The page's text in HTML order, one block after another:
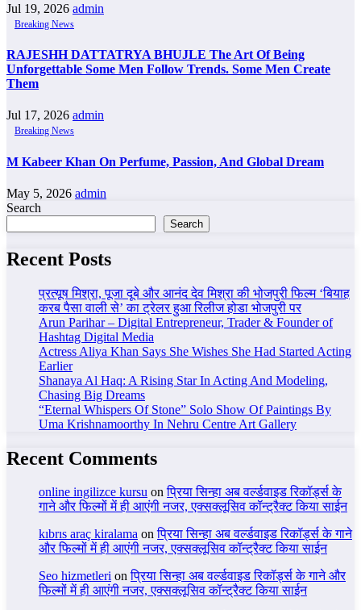
Jul 19, 2026 admin
Breaking News
RAJESHH DATTATRYA BHUJLE The Art Of Being
Unforgettable Some Men Follow Trends. Some Men Create
Them
Jul 17, 2026 admin
Breaking News
M Kabeer Khan On Perfume, Passion, And Global Dream
May 5, 2026 admin
Search
Search
Recent Posts
प्रत्यूष मिश्रा, पूजा दूबे और आनंद देव मिश्रा की भोजपुरी फिल्म ‘बियाह
करब पैसा वाली से’ का ट्रेलर हुआ रिलीज होडा भोजपुरी पर
Arun Parihar – Digital Entrepreneur, Trader & Founder of
Hashtag Digital Media
Actress Aliya Khan Says She Wishes She Had Started Acting
Earlier
Shanaya Al Haq: A Rising Star In Acting And Modeling,
Chasing Big Dreams
“Eternal Whispers Of Stone” Solo Show Of Paintings By
Uma Krishnamoorthy In Nehru Centre Art Gallery
Recent Comments
online ingilizce kursu onप्रिया सिन्हा अब वर्ल्डवाइड रिकॉर्ड्स के
गाने और फिल्मों में ही आएंगी नजर, एक्सक्लूसिव कॉन्ट्रैक्ट किया साईन
kıbrıs araç kiralama onप्रिया सिन्हा अब वर्ल्डवाइड रिकॉर्ड्स के गाने
और फिल्मों में ही आएंगी नजर, एक्सक्लूसिव कॉन्ट्रैक्ट किया साईन
Seo hizmetleri onप्रिया सिन्हा अब वर्ल्डवाइड रिकॉर्ड्स के गाने और
फिल्मों में ही आएंगी नजर, एक्सक्लूसिव कॉन्ट्रैक्ट किया साईन